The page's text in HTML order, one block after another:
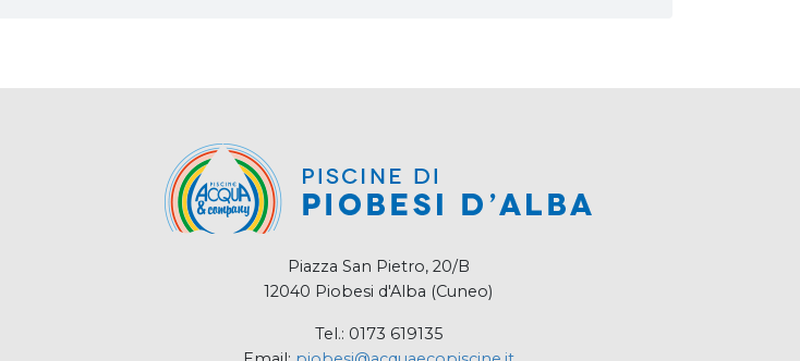
Piazza San Pietro, 20/B
12040 Piobesi d'Alba (Cuneo)
Tel.: 0173 619135